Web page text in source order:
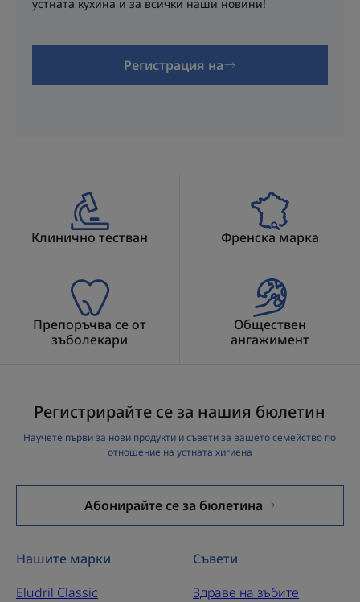
устната кухина и за всички наши новини!
Регистрация на
Клинично тестван Френска марка
Препоръчва се от
зъболекари
Обществен
ангажимент
Регистрирайте се за нашия бюлетин
Научете първи за нови продукти и съвети за вашето семейство по
отношение на устната хигиена
Абонирайте се за бюлетина
Нашите марки
Eludril Classic
Съвети
Здраве на зъбите